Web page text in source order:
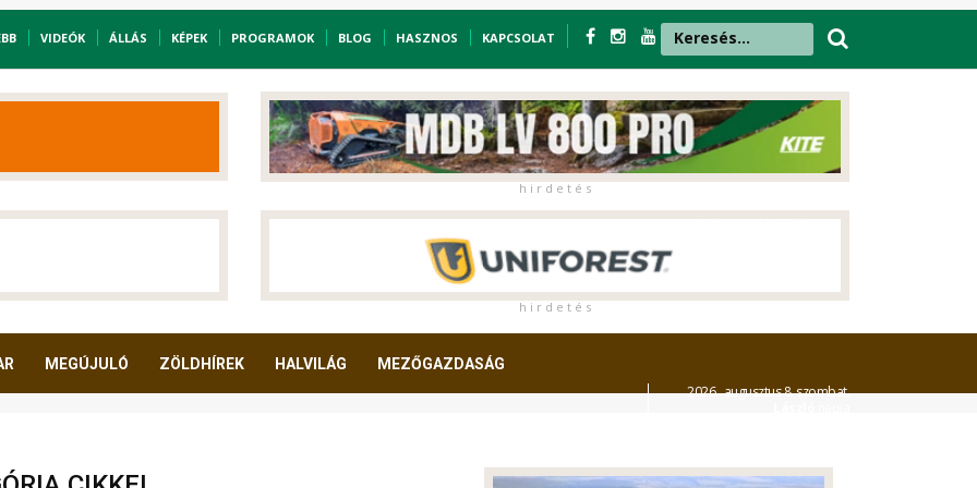
VIDEÓK ÁLLÁS KÉPEK PROGRAMOK BLOG HASZNOS KAPCSOLAT
h i r d e t é s
h i r d e t é s
MEGÚJULÓ ZÖLDHÍREK HALVILÁG MEZŐGAZDASÁG
2026. augusztus 8. szombat,